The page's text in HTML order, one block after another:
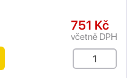
751 Kč
včetně DPH